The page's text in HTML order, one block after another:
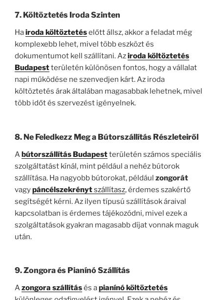
7. Költöztetés Iroda Szinten
Hairoda költöztetéselőtt állsz, akkor a feladat még
komplexebb lehet, mivel több eszközt és
dokumentumot kell szállítani. Aziroda költöztetés
Budapestterületén különösen fontos, hogy a vállalat
napi működése ne szenvedjen kárt. Az iroda
költöztetés árak általában magasabbak lehetnek, mivel
több időt és szervezést igényelnek.
8. Ne Feledkezz Meg a Bútorszállítás Részleteiről
A bútorszállítás Budapestterületén számos speciális
szolgáltatást kínál, mint például a nehéz bútorok
szállítása. Ha nagyobb bútorokat, például zongorát
vagypáncélszekrénytszállítasz, érdemes szakértő
segítségét kérni. Az ilyen típusú szállítások áraival
kapcsolatban is érdemes tájékozódni, mivel ezek a
szolgáltatások gyakran magasabb díjat vonnak maguk
után.
9. Zongora és Pianínó Szállítás
Azongora szállításés apianínó költöztetés